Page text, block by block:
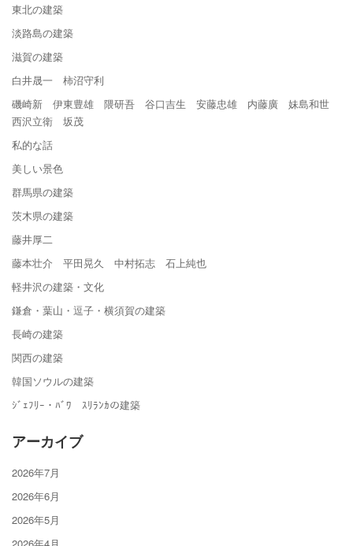
東北の建築
淡路島の建築
滋賀の建築
白井晟一 柿沼守利
磯崎新 伊東豊雄 隈研吾 谷口吉生 安藤忠雄 内藤廣 妹島和世
西沢立衛 坂茂
私的な話
美しい景色
群馬県の建築
茨木県の建築
藤井厚二
藤本壮介 平田晃久 中村拓志 石上純也
軽井沢の建築・文化
鎌倉・葉山・逗子・横須賀の建築
長崎の建築
関西の建築
韓国ソウルの建築
ｼﾞｪﾌﾘｰ・ﾊﾞﾜ ｽﾘﾗﾝｶの建築
アーカイブ
2026年7月
2026年6月
2026年5月